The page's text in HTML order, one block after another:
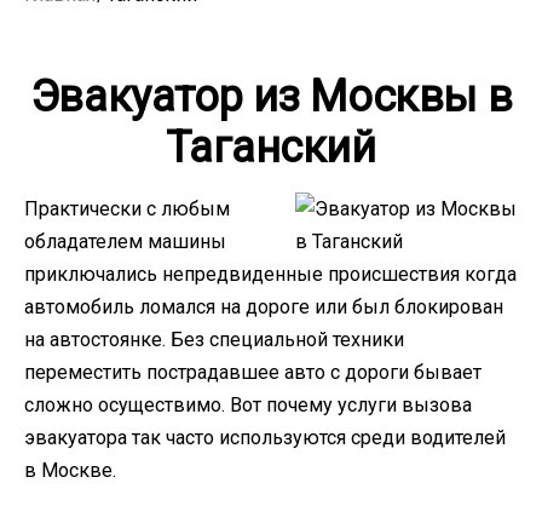
Эвакуатор из Москвы в
Таганский
Практически с любым
обладателем машины
приключались непредвиденные происшествия когда
автомобиль ломался на дороге или был блокирован
на автостоянке. Без специальной техники
переместить пострадавшее авто с дороги бывает
сложно осуществимо. Вот почему услуги вызова
эвакуатора так часто используются среди водителей
в Москве.